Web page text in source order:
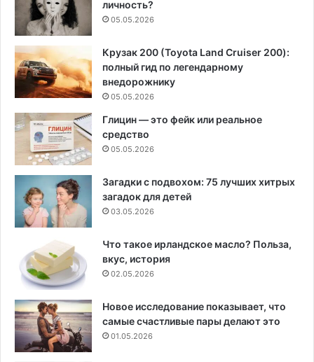
личность?
05.05.2026
Крузак 200 (Toyota Land Cruiser 200):
полный гид по легендарному
внедорожнику
05.05.2026
Глицин — это фейк или реальное
средство
05.05.2026
Загадки с подвохом: 75 лучших хитрых
загадок для детей
03.05.2026
Что такое ирландское масло? Польза,
вкус, история
02.05.2026
Новое исследование показывает, что
самые счастливые пары делают это
01.05.2026